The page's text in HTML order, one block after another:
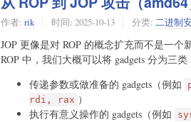
作者: rik 时间: 2025-10-13 分类: 二进制
JOP 更像是对 ROP 的概念扩充而不是一
ROP 中，我们大概可以将 gadgets 分为三类
传递参数或做准备的 gadgets（例如
rdi, rax ）
执行有意义操作的 gadgets（例如